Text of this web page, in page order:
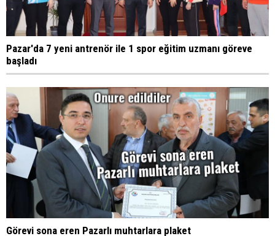
Pazar'da 7 yeni antrenör ile 1 spor eğitim uzmanı göreve
başladı
Görevi sona eren Pazarlı muhtarlara plaket